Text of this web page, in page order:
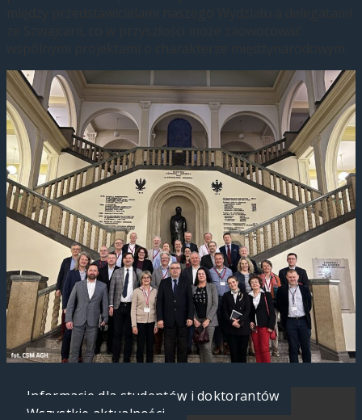
Informacje dla studentów i doktorantów
Wszystkie aktualności